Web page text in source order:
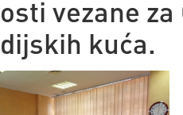
vezane
kuća.